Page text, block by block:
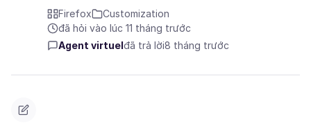
Firefox
Customization
đã hỏi vào lúc 11 tháng trước
Agent virtuel đã trả lời8 tháng trước